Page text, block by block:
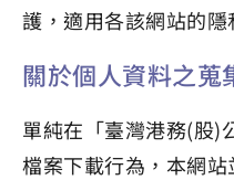
護，適用各該網站的隱
關於個人資料之蒐
單純在「臺灣港務(股)
檔案下載行為，本網